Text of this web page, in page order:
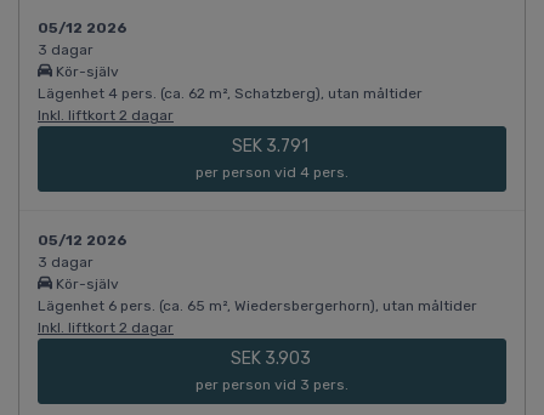
05/12 2026
3 dagar
Kör-själv
Lägenhet 4 pers. (ca. 62 m², Schatzberg), utan måltider
Inkl. liftkort 2 dagar
SEK 3.791
per person vid 4 pers.
05/12 2026
3 dagar
Kör-själv
Lägenhet 6 pers. (ca. 65 m², Wiedersbergerhorn), utan måltider
Inkl. liftkort 2 dagar
SEK 3.903
per person vid 3 pers.